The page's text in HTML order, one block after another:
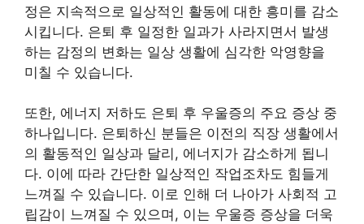
정은 지속적으로 일상적인 활동에 대한 흥미를 감소
시킵니다. 은퇴 후 일정한 일과가 사라지면서 발생
하는 감정의 변화는 일상 생활에 심각한 악영향을
미칠 수 있습니다.
또한, 에너지 저하도 은퇴 후 우울증의 주요 증상 중
하나입니다. 은퇴하신 분들은 이전의 직장 생활에서
의 활동적인 일상과 달리, 에너지가 감소하게 됩니
다. 이에 따라 간단한 일상적인 작업조차도 힘들게
느껴질 수 있습니다. 이로 인해 더 나아가 사회적 고
립감이 느껴질 수 있으며, 이는 우울증 증상을 더욱